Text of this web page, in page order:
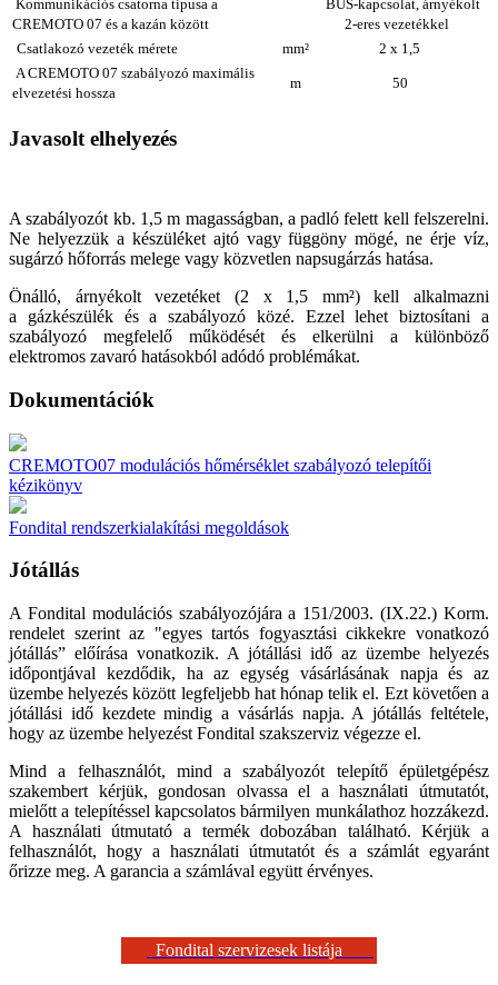
Kommunikációs csatorna típusa a
CREMOTO 07 és a kazán között
BUS-kapcsolat, árnyékolt
2-eres vezetékkel
Csatlakozó vezeték mérete
mm²
2 x 1,5
A CREMOTO 07 szabályozó maximális
elvezetési hossza
m 50
Javasolt elhelyezés
A szabályozót kb. 1,5 m magasságban, a padló felett kell felszerelni.
Ne helyezzük a készüléket ajtó vagy függöny mögé, ne érje víz,
sugárzó hőforrás melege vagy közvetlen napsugárzás hatása.
Önálló, árnyékolt vezetéket (2 x 1,5 mm²) kell alkalmazni
a gázkészülék és a szabályozó közé. Ezzel lehet biztosítani a
szabályozó megfelelő működését és elkerülni a különböző
elektromos zavaró hatásokból adódó problémákat.
Dokumentációk
CREMOTO07 modulációs hőmérséklet szabályozó telepítői
kézikönyv
Fondital rendszerkialakítási megoldások
Jótállás
A Fondital modulációs szabályozójára a 151/2003. (IX.22.) Korm.
rendelet szerint az "egyes tartós fogyasztási cikkekre vonatkozó
jótállás” előírása vonatkozik. A jótállási idő az üzembe helyezés
időpontjával kezdődik, ha az egység vásárlásának napja és az
üzembe helyezés között legfeljebb hat hónap telik el. Ezt követően a
jótállási idő kezdete mindig a vásárlás napja. A jótállás feltétele,
hogy az üzembe helyezést Fondital szakszerviz végezze el.
Mind a felhasználót, mind a szabályozót telepítő épületgépész
szakembert kérjük, gondosan olvassa el a használati útmutatót,
mielőtt a telepítéssel kapcsolatos bármilyen munkálathoz hozzákezd.
A használati útmutató a termék dobozában található. Kérjük a
felhasználót, hogy a használati útmutatót és a számlát egyaránt
őrizze meg. A garancia a számlával együtt érvényes.
Fondital szervizesek listája